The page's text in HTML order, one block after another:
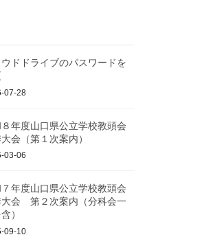
ドドライブのパスワードを
07-28
年度山口県公立学校教頭会
会（第１次案内）
03-06
年度山口県公立学校教頭会
大会 第２次案内（分科会一
）
09-10